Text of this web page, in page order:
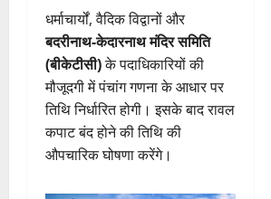
धर्माचार्यों, वैदिक विद्वानों और
बदरीनाथ-केदारनाथ मंदिर समिति
(बीकेटीसी)के पदाधिकारियों की
मौजूदगी में पंचांग गणना के आधार पर
तिथि निर्धारित होगी। इसके बाद रावल
कपाट बंद होने की तिथि की
औपचारिक घोषणा करेंगे।